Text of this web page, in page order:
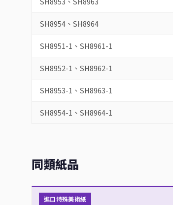
SH8954、SH8964
SH8951-1、SH8961-1
SH8952-1、SH8962-1
SH8953-1、SH8963-1
SH8954-1、SH8964-1
同類紙品
進口特殊美術紙